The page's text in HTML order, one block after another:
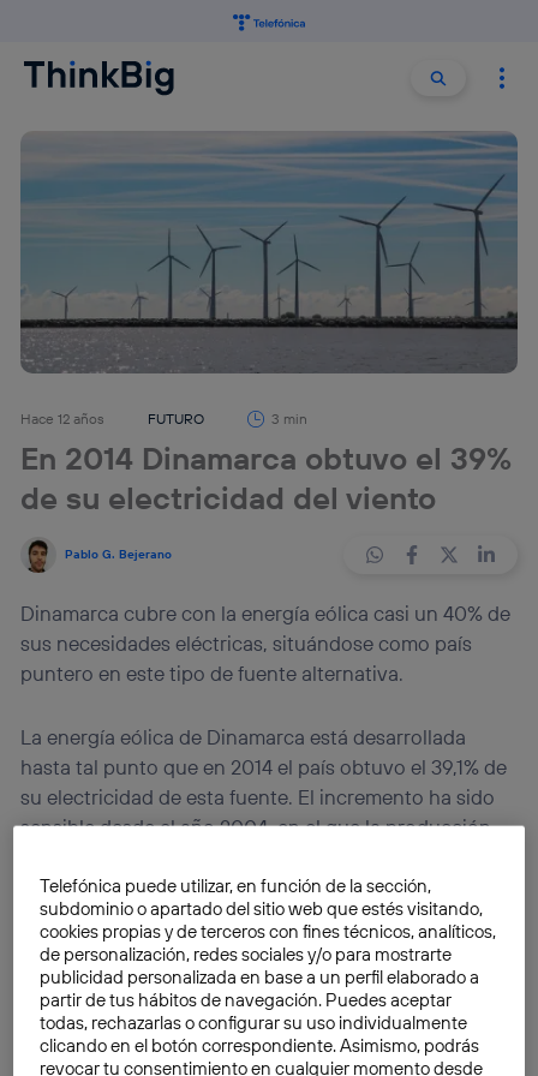
Buscar
Hace 12 años FUTURO 3 min
En 2014 Dinamarca obtuvo el 39%
de su electricidad del viento
Pablo G. Bejerano
Dinamarca cubre con la energía eólica casi un 40% de
sus necesidades eléctricas, situándose como país
puntero en este tipo de fuente alternativa.
La energía eólica de Dinamarca está desarrollada
hasta tal punto que en 2014 el país obtuvo el 39,1% de
su electricidad de esta fuente. El incremento ha sido
sensible desde el año 2004, en el que la producción
todo un récord en lo que se refiere a energías
renovablesy particularmente a las fuentes eólicas. La
nación danesa es una de las más avanzadas en este
sector y cuenta con empresas especializadas que
exportan su tecnología a nivel global. El objetivo a
medio plazo es cubrir el 50% de las necesidades de
electricidad en el año 2020.
Telefónica puede utilizar, en función de la sección,
subdominio o apartado del sitio web que estés visitando,
cookies propias y de terceros con fines técnicos, analíticos,
de personalización, redes sociales y/o para mostrarte
publicidad personalizada en base a un perfil elaborado a
partir de tus hábitos de navegación. Puedes aceptar
todas, rechazarlas o configurar su uso individualmente
clicando en el botón correspondiente. Asimismo, podrás
revocar tu consentimiento en cualquier momento desde